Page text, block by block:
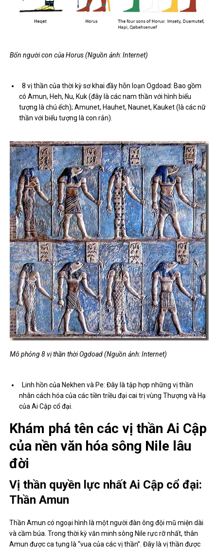
Bốn người con của Horus (Nguồn ảnh: Internet)
8 vị thần của thời kỳ sơ khai đầy hỗn loạn Ogdoad: Bao gồm
có Amun, Heh, Nu, Kuk (đây là các nam thần với hình biểu
tượng là chú ếch); Amunet, Hauhet, Naunet, Kauket (là các nữ
thần với biểu tượng là con rắn).
Mô phỏng 8 vị thần thời Ogdoad (Nguồn ảnh: Internet)
Linh hồn của Nekhen và Pe: Đây là tập hợp những vị thần
nhân cách hóa của các tiền triều đại cai trị vùng Thượng và Hạ
của Ai Cập cổ đại.
Khám phá tên các vị thần Ai Cập
của nền văn hóa sông Nile lâu
đời
Vị thần quyền lực nhất Ai Cập cổ đại:
Thần Amun
Thần Amun có ngoại hình là một người đàn ông đội mũ miện dài
và cầm búa. Trong thời kỳ văn minh sông Nile rực rỡ nhất, thân
Amun được ca tụng là “vua của các vị thần”. Đây là vị thần được